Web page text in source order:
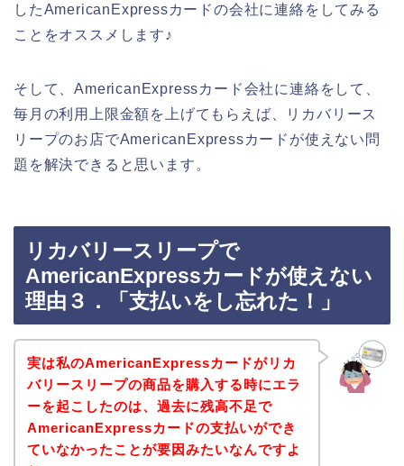
したAmericanExpressカードの会社に連絡をしてみる
ことをオススメします♪
そして、AmericanExpressカード会社に連絡をして、
毎月の利用上限金額を上げてもらえば、リカバリース
リープのお店でAmericanExpressカードが使えない問
題を解決できると思います。
リカバリースリープで
AmericanExpressカードが使えない
理由３．「支払いをし忘れた！」
実は私のAmericanExpressカードがリカ
バリースリープの商品を購入する時にエラ
ーを起こしたのは、過去に残高不足で
AmericanExpressカードの支払いができ
ていなかったことが要因みたいなんですよ